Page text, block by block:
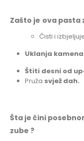
Zašto je ova pasta
Čisti i
Uklanja
Štiti desni od
Pruža svjež dah.
Šta je čini
zube ?